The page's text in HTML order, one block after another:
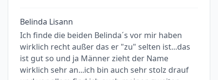
Belinda Lisann
Ich finde die beiden Belinda´s vor mir haben
wirklich recht außer das er "zu" selten ist...das
ist gut so und ja Männer zieht der Name
wirklich sehr an...ich bin auch sehr stolz drauf